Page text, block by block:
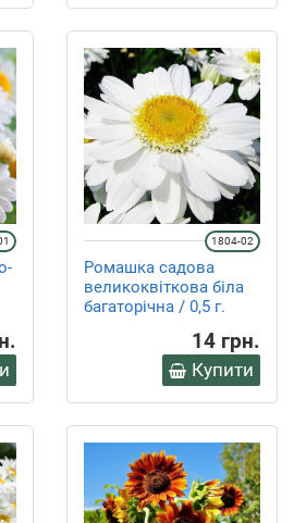
Ромашка садова
великоквіткова біла
багаторічна / 0,5 г.
1804-02
14 грн.
Купити